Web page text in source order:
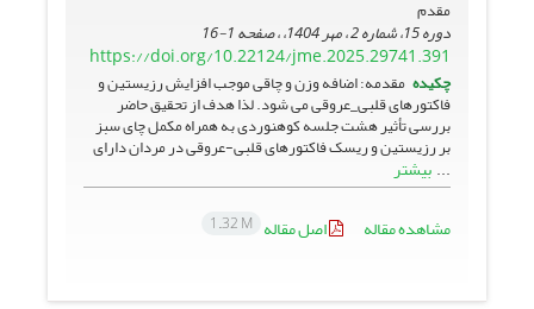
مقدم
دوره 15، شماره 2 ، مهر 1404، ، صفحه 1-16
https://doi.org/10.22124/jme.2025.29741.391
چکیده مقدمه: اضافه وزن و چاقی موجب افزایش رزیستین و
فاکتورهای قلبی_عروقی می شود. لذا هدف از تحقیق حاضر
بررسی تأثیر هشت جلسه کوهنوردی به همراه مکمل چای سبز
بر رزیستین و ریسک فاکتورهای قلبی-عروقی در مردان دارای
... بیشتر
مشاهده مقاله
اصل مقاله 1.32 M